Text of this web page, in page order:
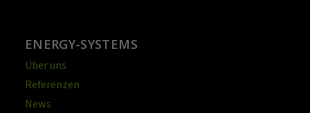
ENERGY-SYSTEMS
Über uns
Referenzen
News